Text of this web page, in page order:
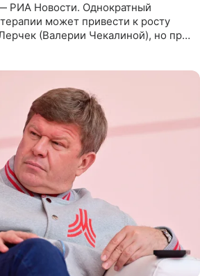
РИА Новости. Однократный
может привести к росту
(Валерии Чекалиной), но при